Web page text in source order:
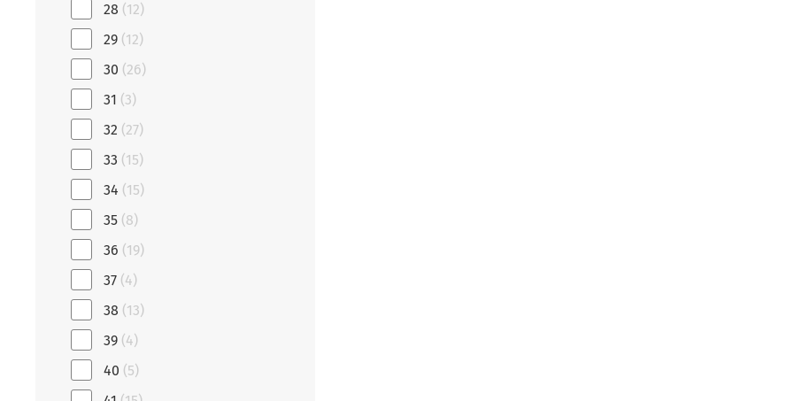
28 (12)
29 (12)
30 (26)
31 (3)
32 (27)
33 (15)
34 (15)
35 (8)
36 (19)
37 (4)
38 (13)
39 (4)
40 (5)